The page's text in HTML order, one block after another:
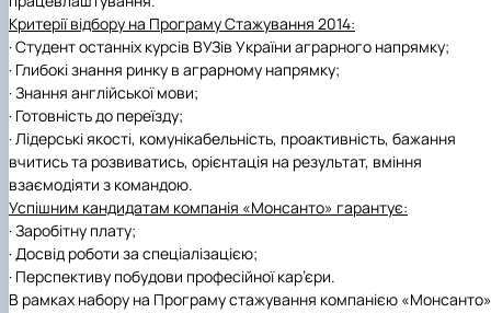
Критерії відбору на Програму Стажування 2014:
·Студент останніх курсів ВУЗів України аграрного напрямку;
· Глибокі знання ринку в аграрному напрямку;
·Знання англійської мови;
· Готовністьдо переїзду;
·Лідерські якості, комунікабельність, проактивність, бажання
вчитись та розвиватись, орієнтація на результат, вміння
взаємодіяти з командою.
Успішним кандидатам компанія «Монсанто» гарантує:
·Заробітну плату;
·Досвід роботи за спеціалізацією;
· Перспективу побудови професійної кар’єри.
В рамках набору на Програму стажування компанією «Монсанто»